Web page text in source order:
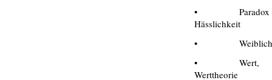
• Paradox
Hässlichkeit
•
• Wert,
Werttheorie